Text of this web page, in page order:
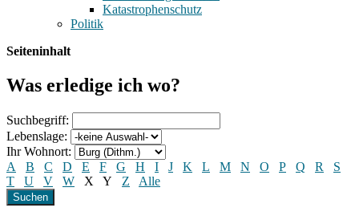
Katastrophenschutz
Politik
Seiteninhalt
Was erledige ich wo?
Suchbegriff:
Lebenslage:
Ihr Wohnort:
A
B C D E F G H I J K L M N O P Q R
S
T
U V W X Y Z Alle